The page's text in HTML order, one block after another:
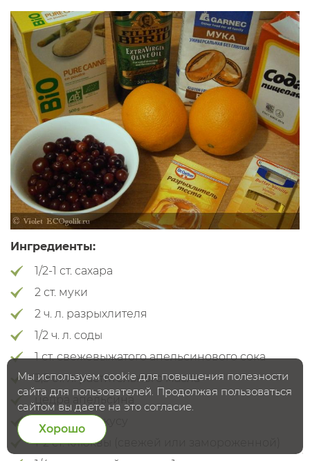
Ингредиенты:
1/2-1 ст. сахара
2 ст. муки
2 ч. л. разрыхлителя
1/2 ч. л. соды
1 ст. свежевыжатого апельсинового сока
3,5 ст. л. растительного масла
цедра апельсина
ваниль по вкусу
1-2 ст. клюквы (свежей или замороженной)
Мы используем cookie для повышения полезности
сайта для пользователей. Продолжая пользоваться
сайтом вы даете на это согласие.
Хорошо